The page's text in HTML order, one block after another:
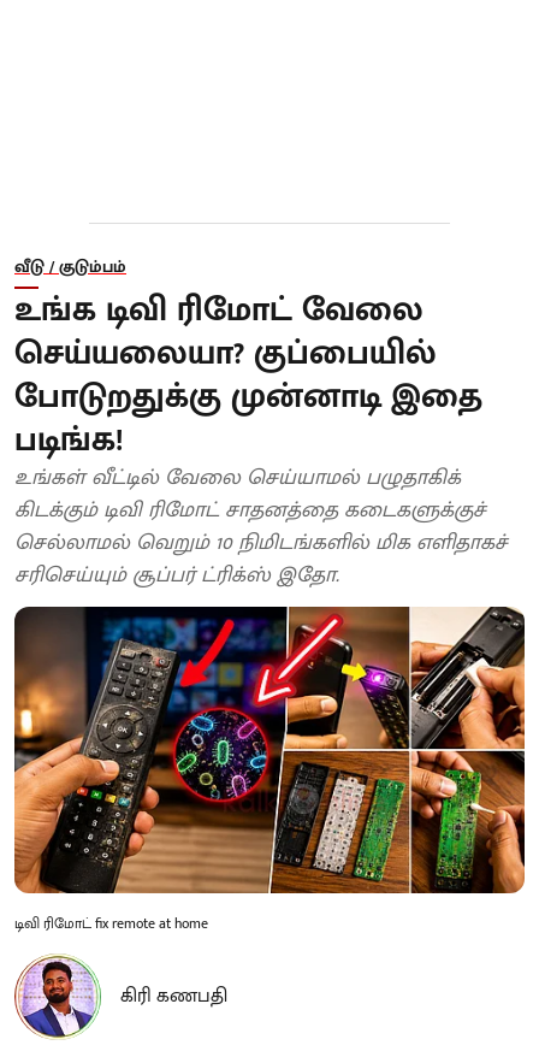
வீடு / குடும்பம்
உங்க டிவி ரிமோட் வேலை
செய்யலையா? குப்பையில்
போடுறதுக்கு முன்னாடி இதை
படிங்க!
உங்கள் வீட்டில் வேலை செய்யாமல் பழுதாகிக்
கிடக்கும் டிவி ரிமோட் சாதனத்தை கடைகளுக்குச்
செல்லாமல் வெறும் 10 நிமிடங்களில் மிக எளிதாகச்
சரிசெய்யும் சூப்பர் ட்ரிக்ஸ் இதோ.
டிவி ரிமோட் fix remote at home
கிரி கணபதி